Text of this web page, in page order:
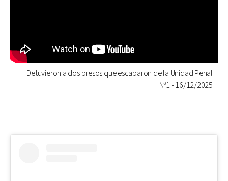
Detuvieron a dos presos que escaparon de la Unidad Penal
Nª1 - 16/12/2025